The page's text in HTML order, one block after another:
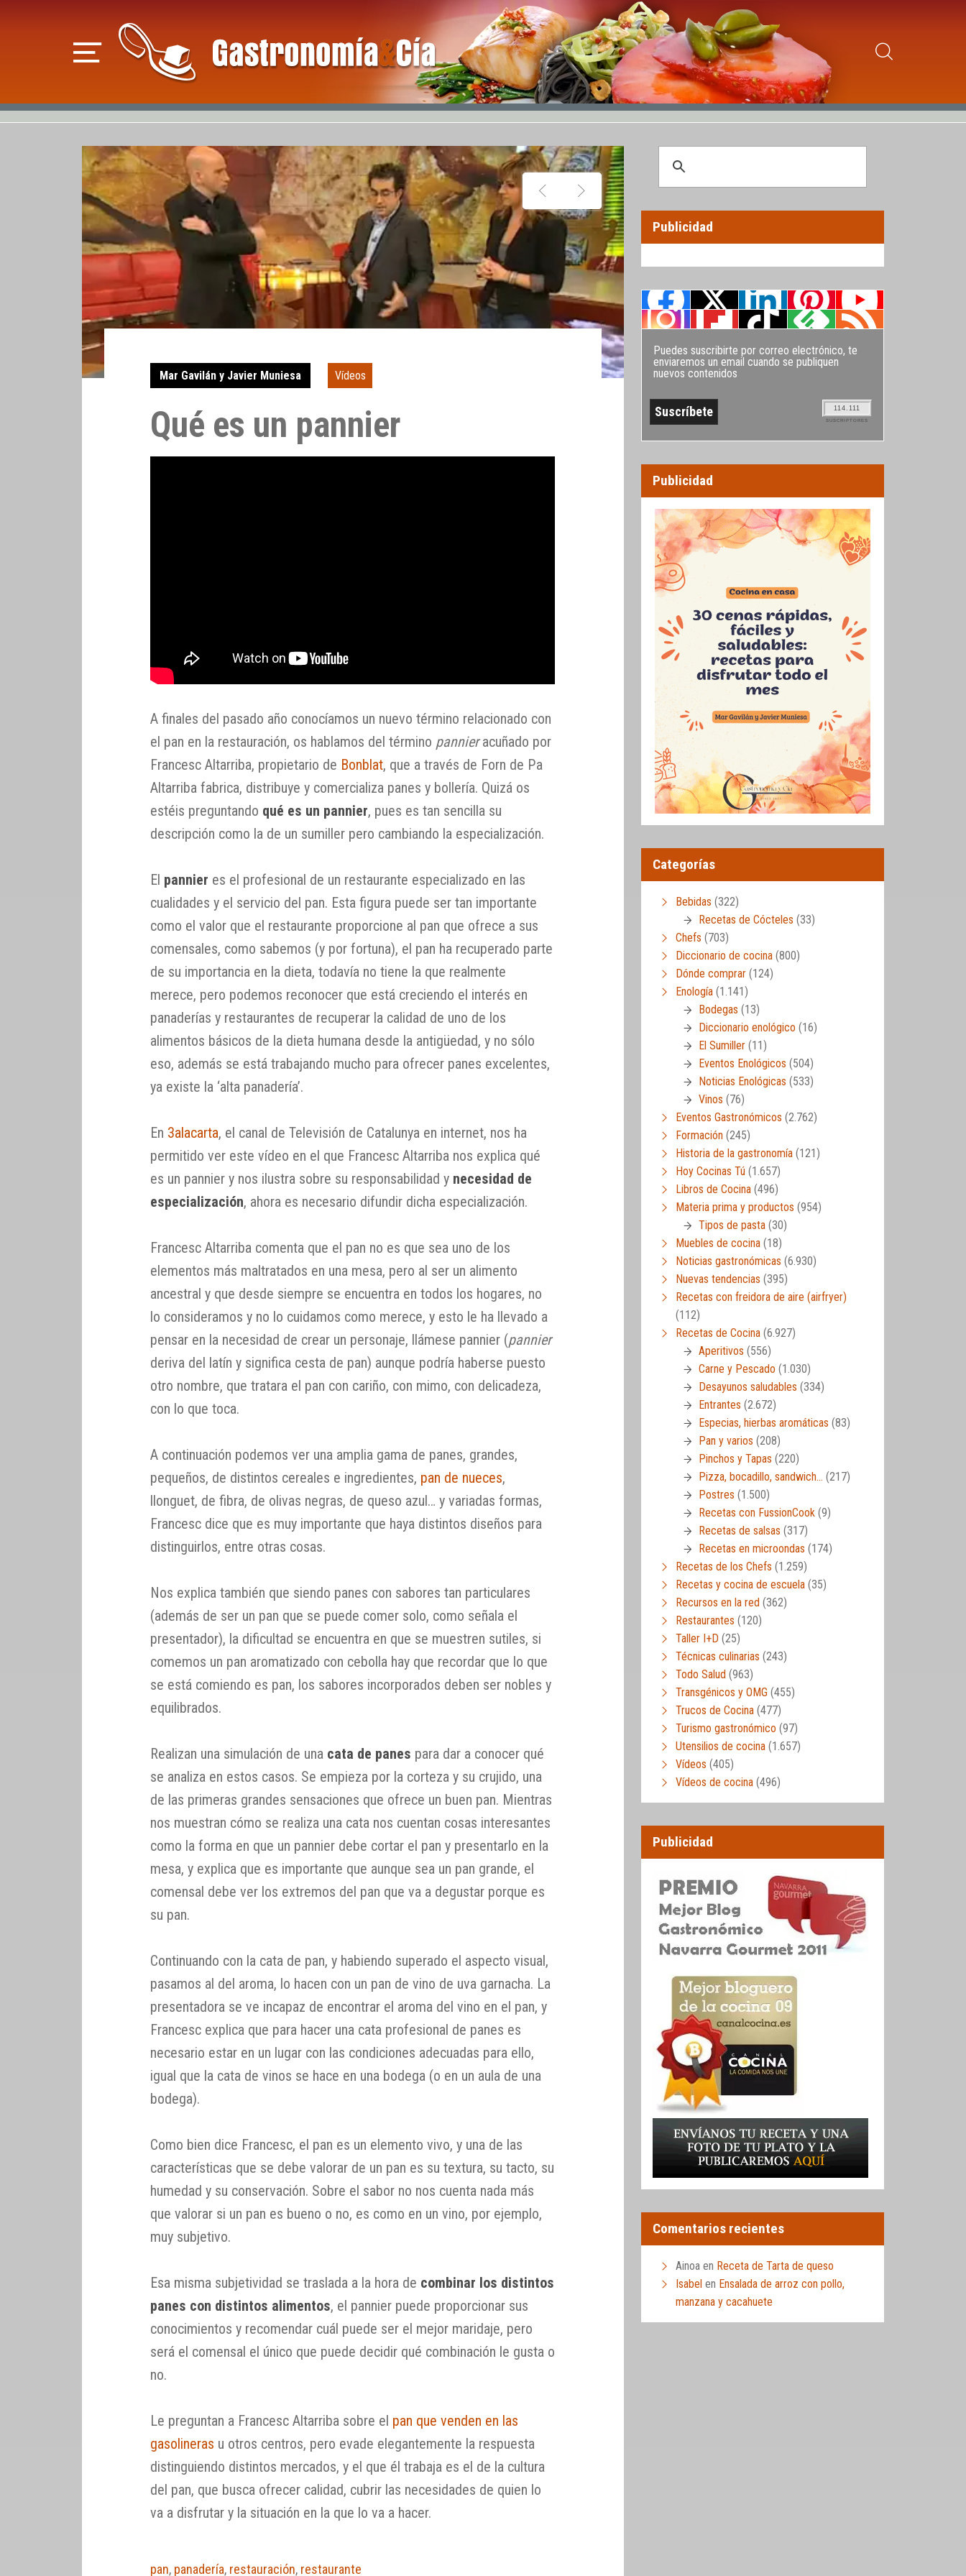
Mar Gavilán y Javier Muniesa Vídeos
Qué es un pannier
A finales del pasado año conocíamos un nuevo término relacionado con
el pan en la restauración, os hablamos del término pannieracuñado por
Francesc Altarriba, propietario de Bonblat, que a través de Forn de Pa
Altarriba fabrica, distribuye y comercializa panes y bollería. Quizá os
estéis preguntando qué es un pannier, pues es tan sencilla su
descripción como la de un sumiller pero cambiando la especialización.
El pannier es el profesional de un restaurante especializado en las
cualidades y el servicio del pan. Esta figura puede ser tan importante
como el valor que el restaurante proporcione al pan que ofrece a sus
comensales, como sabemos (y por fortuna), el pan ha recuperado parte
de su importancia en la dieta, todavía no tiene la que realmente
merece, pero podemos reconocer que está creciendo el interés en
panaderías y restaurantes de recuperar la calidad de uno de los
alimentos básicos de la dieta humana desde la antigüedad, y no sólo
eso, además se está trabajando mucho para ofrecer panes excelentes,
ya existe la ‘alta panadería’.
En 3alacarta, el canal de Televisión de Catalunya en internet, nos ha
permitido ver este vídeo en el que Francesc Altarriba nos explica qué
es un pannier y nos ilustra sobre su responsabilidad y necesidad de
especialización, ahora es necesario difundir dicha especialización.
Francesc Altarriba comenta que el pan no es que sea uno de los
elementos más maltratados en una mesa, pero al ser un alimento
ancestral y que desde siempre se encuentra en todos los hogares, no
lo consideramos y no lo cuidamos como merece, y esto le ha llevado a
pensar en la necesidad de crear un personaje, llámese pannier (pannier
deriva del latín y significa cesta de pan) aunque podría haberse puesto
otro nombre, que tratara el pan con cariño, con mimo, con delicadeza,
con lo que toca.
A continuación podemos ver una amplia gama de panes, grandes,
pequeños, de distintos cereales e ingredientes, pan de nueces,
llonguet, de fibra, de olivas negras, de queso azul… y variadas formas,
Francesc dice que es muy importante que haya distintos diseños para
distinguirlos, entre otras cosas.
Nos explica también que siendo panes con sabores tan particulares
(además de ser un pan que se puede comer solo, como señala el
presentador), la dificultad se encuentra en que se muestren sutiles, si
comemos un pan aromatizado con cebolla hay que recordar que lo que
se está comiendo es pan, los sabores incorporados deben ser nobles y
equilibrados.
Realizan una simulación de una cata de panes para dar a conocer qué
se analiza en estos casos. Se empieza por la corteza y su crujido, una
de las primeras grandes sensaciones que ofrece un buen pan. Mientras
nos muestran cómo se realiza una cata nos cuentan cosas interesantes
como la forma en que un pannier debe cortar el pan y presentarlo en la
mesa, y explica que es importante que aunque sea un pan grande, el
comensal debe ver los extremos del pan que va a degustar porque es
su pan.
Continuando con la cata de pan, y habiendo superado el aspecto visual,
pasamos al del aroma, lo hacen con un pan de vino de uva garnacha. La
presentadora se ve incapaz de encontrar el aroma del vino en el pan, y
Francesc explica que para hacer una cata profesional de panes es
necesario estar en un lugar con las condiciones adecuadas para ello,
igual que la cata de vinos se hace en una bodega (o en un aula de una
bodega).
Como bien dice Francesc, el pan es un elemento vivo, y una de las
características que se debe valorar de un pan es su textura, su tacto, su
humedad y su conservación. Sobre el sabor no nos cuenta nada más
que valorar si un pan es bueno o no, es como en un vino, por ejemplo,
muy subjetivo.
Esa misma subjetividad se traslada a la hora de combinar los distintos
panes con distintos alimentos, el pannier puede proporcionar sus
conocimientos y recomendar cuál puede ser el mejor maridaje, pero
será el comensal el único que puede decidir qué combinación le gusta o
no.
Le preguntan a Francesc Altarriba sobre el pan que venden en las
gasolineras u otros centros, pero evade elegantemente la respuesta
distinguiendo distintos mercados, y el que él trabaja es el de la cultura
del pan, que busca ofrecer calidad, cubrir las necesidades de quien lo
va a disfrutar y la situación en la que lo va a hacer.
pan, panadería, restauración, restaurante
Publicidad
Puedes suscribirte por correo electrónico, te
enviaremos un email cuando se publiquen
nuevos contenidos
114.111
SUSCRIPTORES
Publicidad
Categorías
Bebidas (322)
Recetas de Cócteles (33)
Chefs (703)
Diccionario de cocina (800)
Dónde comprar (124)
Enología (1.141)
Bodegas (13)
Diccionario enológico (16)
El Sumiller (11)
Eventos Enológicos (504)
Noticias Enológicas (533)
Vinos (76)
Eventos Gastronómicos (2.762)
Formación (245)
Historia de la gastronomía (121)
Hoy Cocinas Tú (1.657)
Libros de Cocina (496)
Materia prima y productos (954)
Tipos de pasta (30)
Muebles de cocina (18)
Noticias gastronómicas (6.930)
Nuevas tendencias (395)
Recetas con freidora de aire (airfryer)
(112)
Recetas de Cocina (6.927)
Aperitivos (556)
Carne y Pescado (1.030)
Desayunos saludables (334)
Entrantes (2.672)
Especias, hierbas aromáticas (83)
Pan y varios (208)
Pinchos y Tapas (220)
Pizza, bocadillo, sandwich… (217)
Postres (1.500)
Recetas con FussionCook (9)
Recetas de salsas (317)
Recetas en microondas (174)
Recetas de los Chefs (1.259)
Recetas y cocina de escuela (35)
Recursos en la red (362)
Restaurantes (120)
Taller I+D (25)
Técnicas culinarias (243)
Todo Salud (963)
Transgénicos y OMG (455)
Trucos de Cocina (477)
Turismo gastronómico (97)
Utensilios de cocina (1.657)
Vídeos (405)
Vídeos de cocina (496)
Publicidad
Comentarios recientes
Ainoa en Receta de Tarta de queso
Isabel en Ensalada de arroz con pollo,
manzana y cacahuete